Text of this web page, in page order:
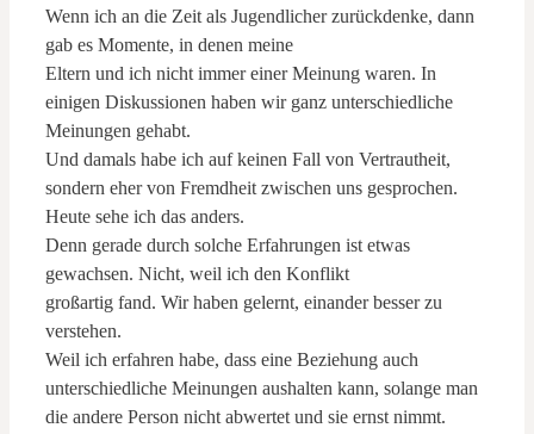
Wenn ich an die Zeit als Jugendlicher zurückdenke, dann
gab es Momente, in denen meine
Eltern und ich nicht immer einer Meinung waren. In
einigen Diskussionen haben wir ganz unterschiedliche
Meinungen gehabt.
Und damals habe ich auf keinen Fall von Vertrautheit,
sondern eher von Fremdheit zwischen uns gesprochen.
Heute sehe ich das anders.
Denn gerade durch solche Erfahrungen ist etwas
gewachsen. Nicht, weil ich den Konflikt
großartig fand. Wir haben gelernt, einander besser zu
verstehen.
Weil ich erfahren habe, dass eine Beziehung auch
unterschiedliche Meinungen aushalten kann, solange man
die andere Person nicht abwertet und sie ernst nimmt.